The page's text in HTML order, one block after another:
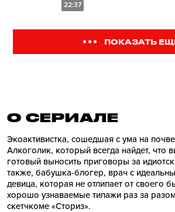
22:37
ПОКАЗАТЬ
О СЕРИАЛE
Экоактивистка, сошедшая с ума на
Алкоголик, который всегда найдет, что
готовый выносить приговоры за
также, бабушка-блогер, врач с
девица, которая не отлипает от своего
хорошо узнаваемые типажи раз за
скетчкоме «Сториз».